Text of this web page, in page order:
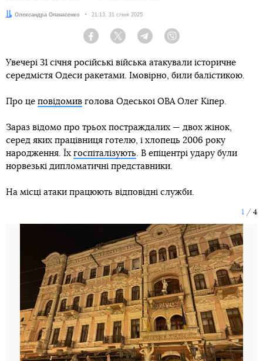
Автор:
Олександра Опанасенко Дата:
21:13, 31 січня 2025
Facebook Twitter Telegram
Увечері 31 січня російські війська атакували історичне
середмістя Одеси ракетами. Імовірно, били балістикою.
Про це повідомив голова Одеської ОВА Олег Кіпер.
Зараз відомо про трьох постраждалих — двох жінок,
серед яких працівниця готелю, і хлопець 2006 року
народження. Їх госпіталізують . В епіцентрі удару були
норвезькі дипломатичні представники.
На місці атаки працюють відповідні служби.
1 4